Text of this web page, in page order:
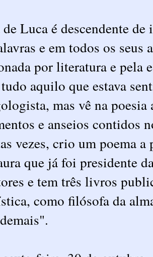
Luca é descendente
e em todos os seus
por literatura e pela
aquilo que estava
mas vê na poesia
e anseios contidos
vezes, crio um poema
que já foi presidente
e tem três livros
como filósofa da